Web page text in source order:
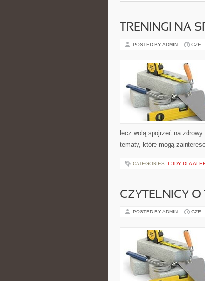
TRENINGI NA
POSTED BY ADMIN CZE
lecz wolą spojrzeć na
tematy, które mogą
CATEGORIES: LODY DLA
CZYTELNICY O
POSTED BY ADMIN CZE